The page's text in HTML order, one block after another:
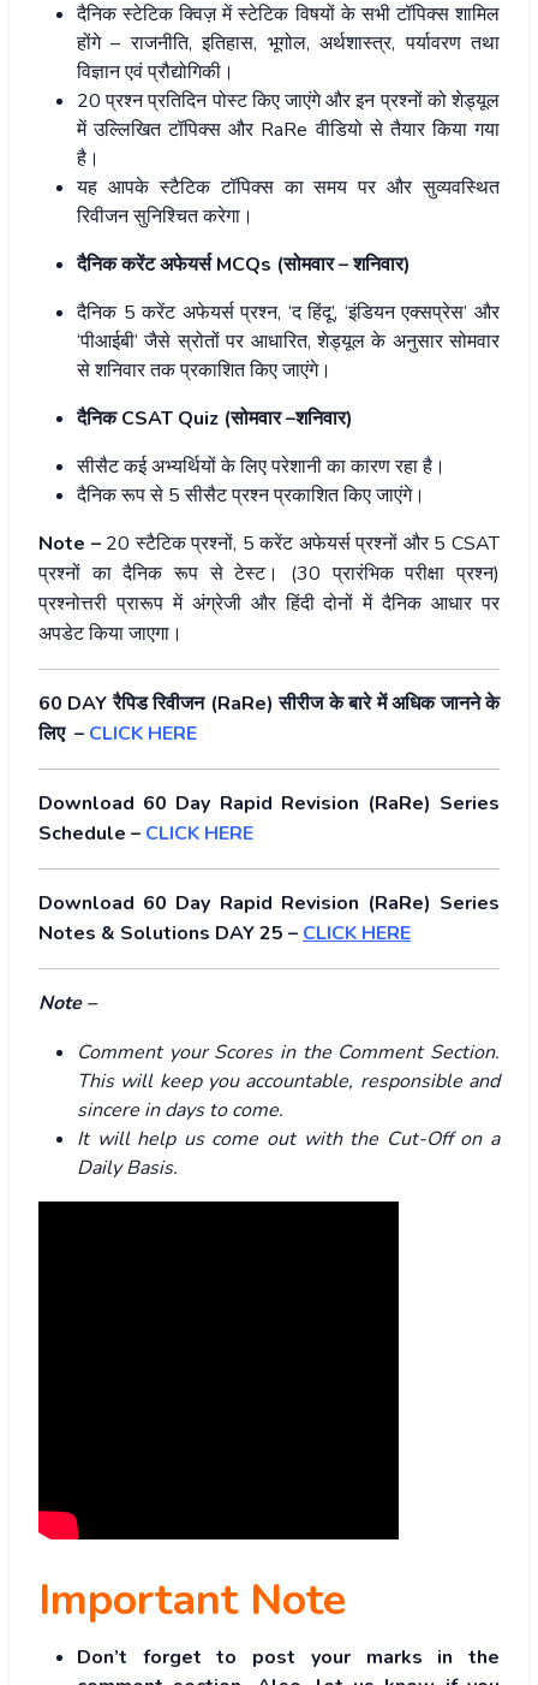
दैनिक स्टेटिक क्विज़ में स्टेटिक विषयों के सभी टॉपिक्स शामिल
होंगे – राजनीति, इतिहास, भूगोल, अर्थशास्त्र, पर्यावरण तथा
विज्ञान एवं प्रौद्योगिकी।
20 प्रश्न प्रतिदिन पोस्ट किए जाएंगे और इन प्रश्नों को शेड्यूल
में उल्लिखित टॉपिक्स और RaRe वीडियो से तैयार किया गया
है।
यह आपके स्टैटिक टॉपिक्स का समय पर और सुव्यवस्थित
रिवीजन सुनिश्चित करेगा।
दैनिक करेंट अफेयर्स MCQs (सोमवार – शनिवार)
दैनिक 5 करेंट अफेयर्स प्रश्न, ‘द हिंदू’, ‘इंडियन एक्सप्रेस’ और
‘पीआईबी’ जैसे स्रोतों पर आधारित, शेड्यूल के अनुसार सोमवार
से शनिवार तक प्रकाशित किए जाएंगे।
दैनिक CSAT Quiz (सोमवार –शनिवार)
सीसैट कई अभ्यर्थियों के लिए परेशानी का कारण रहा है।
दैनिक रूप से 5 सीसैट प्रश्न प्रकाशित किए जाएंगे।
Note –20 स्टैटिक प्रश्नों, 5 करेंट अफेयर्स प्रश्नों और 5 CSAT
प्रश्नों का दैनिक रूप से टेस्ट। (30 प्रारंभिक परीक्षा प्रश्न)
प्रश्नोत्तरी प्रारूप में अंग्रेजी और हिंदी दोनों में दैनिक आधार पर
अपडेट किया जाएगा।
60 DAY रैपिड रिवीजन (RaRe) सीरीज के बारे में अधिक जानने के
लिए – CLICK HERE
Download 60 Day Rapid Revision (RaRe) Series
Schedule – CLICK HERE
Download 60 Day Rapid Revision (RaRe) Series
Notes & Solutions DAY 25 – CLICK HERE
Note –
Comment your Scores in the Comment Section.
This will keep you accountable, responsible and
sincere in days to come.
It will help us come out with the Cut-Off on a
Daily Basis.
Important Note
Don’t forget to post your marks in the